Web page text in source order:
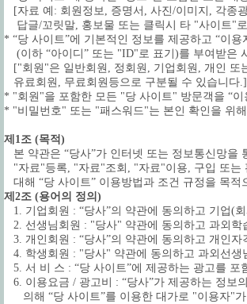
[자료 예: 회원정보, 증명서, 사진/이미지, 각종
답글/꼬릿말, 홍보물 또는 클릭시 타 "사이트"
* “당 사이트”에 기본적인 정보를 제공하고 “이용
(이하 “아이디” 또는 "ID"로 표기)를 부여받은
["회원"은 일반회원, 정회원, 기업회원, 개인 또
유료회원, 무료회원등으로 구분될 수 있습니다.]
* "회원"을 포함한 모든 "당 사이트" 방문객을 “이
* "비밀번호" 또는 "패스워드"는 본인 확인을 위
제1조 (목적)
본 약관은 “당사”가 인터넷 또는 정보통신망을
"자료"등록, "자료"조회, "자료"이용, 구입 또는
대해 “당 사이트” 이용방법과 조건 규정을 목적
제2조 (용어의 정의)
1. 기업회원 : “당사”의 약관에 동의하고 기업(
2. 선생님회원 : "당사" 약관에 동의하고 과외
3. 개인회원 : “당사”의 약관에 동의하고 개인
4. 학생회원 : "당사" 약관에 동의하고 과외선
5. 서 비 스 : “당 사이트”에 제공하는 광고를 포
6. 이용요금 / 광고비 : “당사”가 제공하는 정보
의해 “당 사이트”를 이용한 대가로 "이용자"